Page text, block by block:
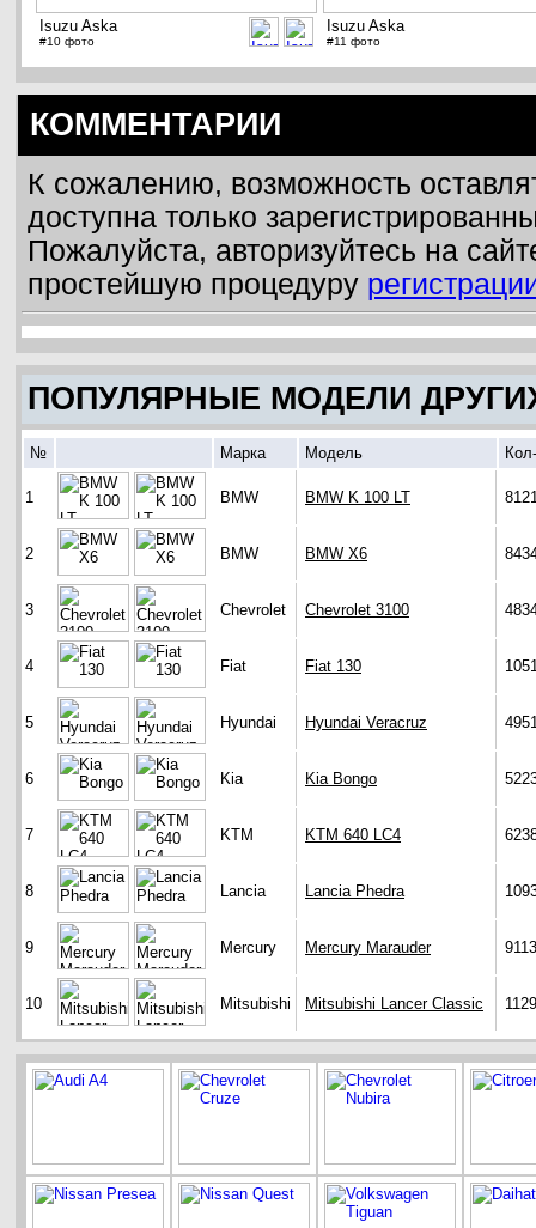
Isuzu Aska
#10 фото
Isuzu Aska
#11 фото
КОММЕНТАРИИ
К сожалению, возможность
доступна только
Пожалуйста, авторизуйтесь на
простейшую процедуру
ПОПУЛЯРНЫЕ МОДЕЛИ
№ Марка Модель
1 BMW BMW K 100 LT
2 BMW BMW X6
3 Chevrolet Chevrolet 3100
4 Fiat Fiat 130
5 Hyundai Hyundai Veracruz
6 Kia Kia Bongo
7 KTM KTM 640 LC4
8 Lancia Lancia Phedra
9 Mercury Mercury Marauder
10 Mitsubishi Mitsubishi Lancer Classic